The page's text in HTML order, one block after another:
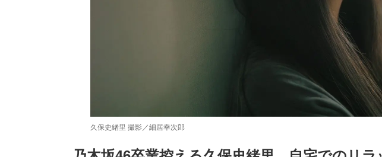
久保史緒里 撮影／細居幸次郎